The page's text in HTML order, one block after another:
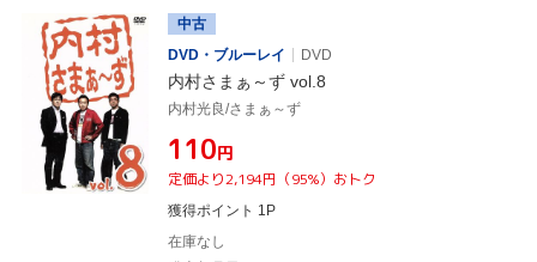
中古
DVD・ブルーレイ
DVD
内村さまぁ～ず vol.8
内村光良/さまぁ～ず
¥110円
定価より2,194円（95%）おトク
獲得ポイント 1P
在庫なし